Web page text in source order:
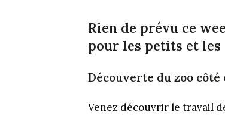
Rien de prévu ce
pour les petits et les
Découverte du zoo côté
Venez découvrir le travail